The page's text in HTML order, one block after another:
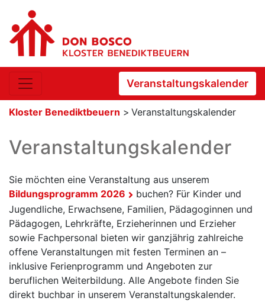
Veranstaltungskalender
Kloster Benediktbeuern > Veranstaltungskalender
Veranstaltungskalender
Sie möchten eine Veranstaltung aus unserem
Bildungsprogramm 2026
buchen? Für Kinder und
Jugendliche, Erwachsene, Familien, Pädagoginnen und
Pädagogen, Lehrkräfte, Erzieherinnen und Erzieher
sowie Fachpersonal bieten wir ganzjährig zahlreiche
offene Veranstaltungen mit festen Terminen an –
inklusive Ferienprogramm und Angeboten zur
beruflichen Weiterbildung. Alle Angebote finden Sie
direkt buchbar in unserem Veranstaltungskalender.